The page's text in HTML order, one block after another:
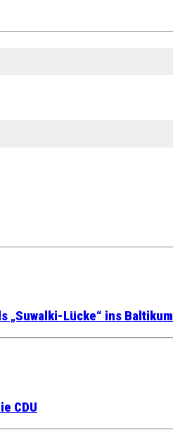
„Suwalki-Lücke“ ins Baltikum
CDU